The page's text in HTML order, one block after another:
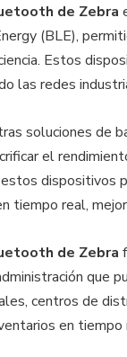
de Zebra
(BLE),
Estos
las redes
soluciones de
el
dispositivos
tiempo real,
de Zebra
que
centros de
en tiempo